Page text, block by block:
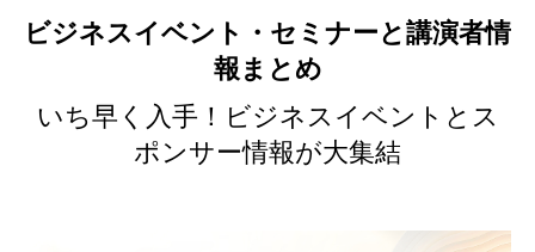
ビジネスイベント・セミナーと講演者情
報まとめ
いち早く入手！ビジネスイベントとス
ポンサー情報が大集結